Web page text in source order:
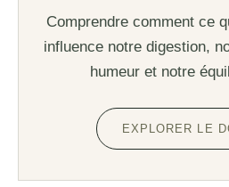
Comprendre comment ce
influence notre digestion,
humeur et notre
EXPLORER LE